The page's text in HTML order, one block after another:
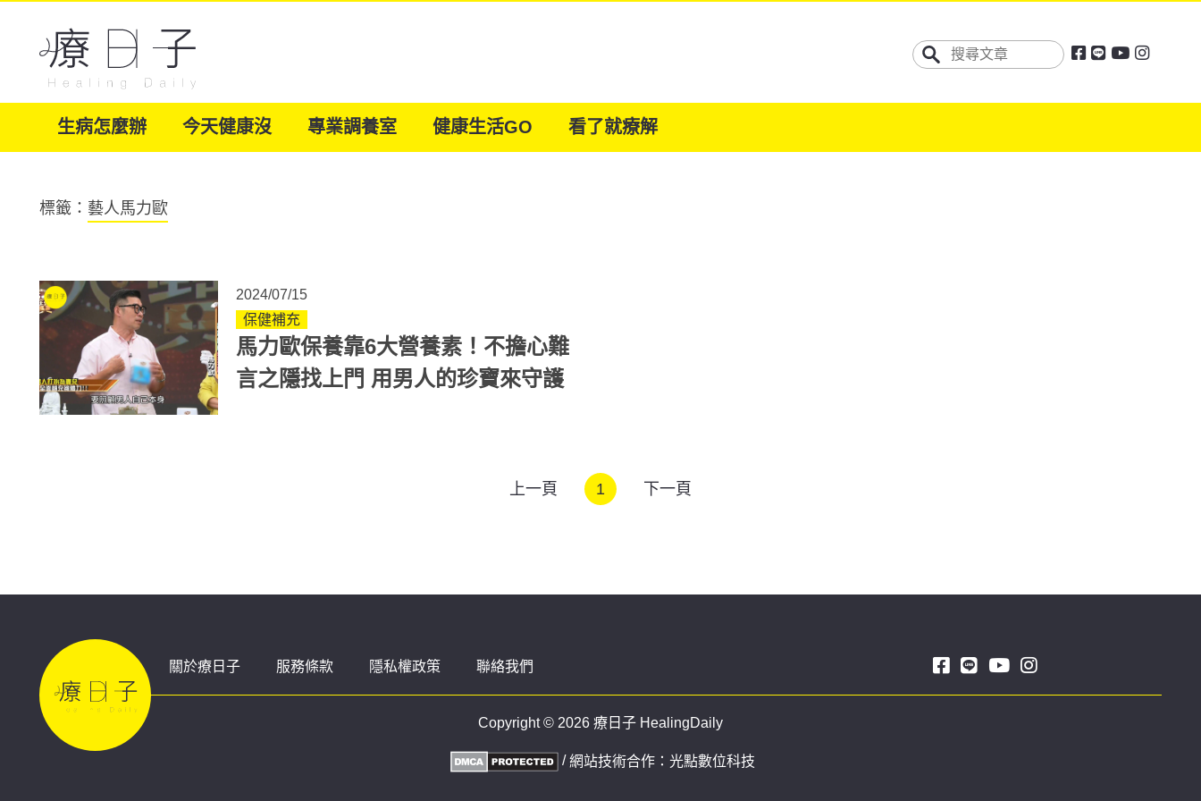
生病怎麼辦 今天健康沒 專業調養室 健康生活GO 看了就療解
標籤： 藝人馬力歐
2024/07/15
保健補充
馬力歐保養靠6大營養素！不擔心難
言之隱找上門 用男人的珍寶來守護
上一頁 1 下一頁
關於療日子 服務條款 隱私權政策 聯絡我們
Copyright © 2026 療日子 HealingDaily
/網站技術合作： 光點數位科技